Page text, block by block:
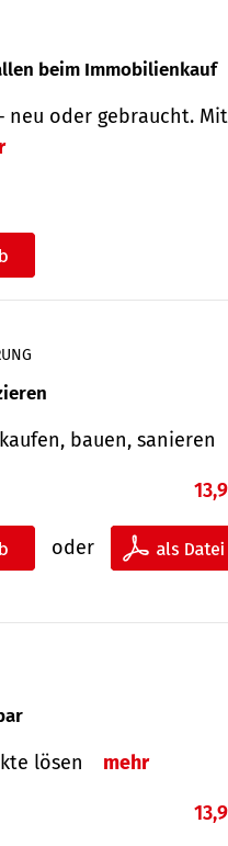
beim Immobilienkauf
neu oder gebraucht.
bauen, sanieren
oder
lösen mehr